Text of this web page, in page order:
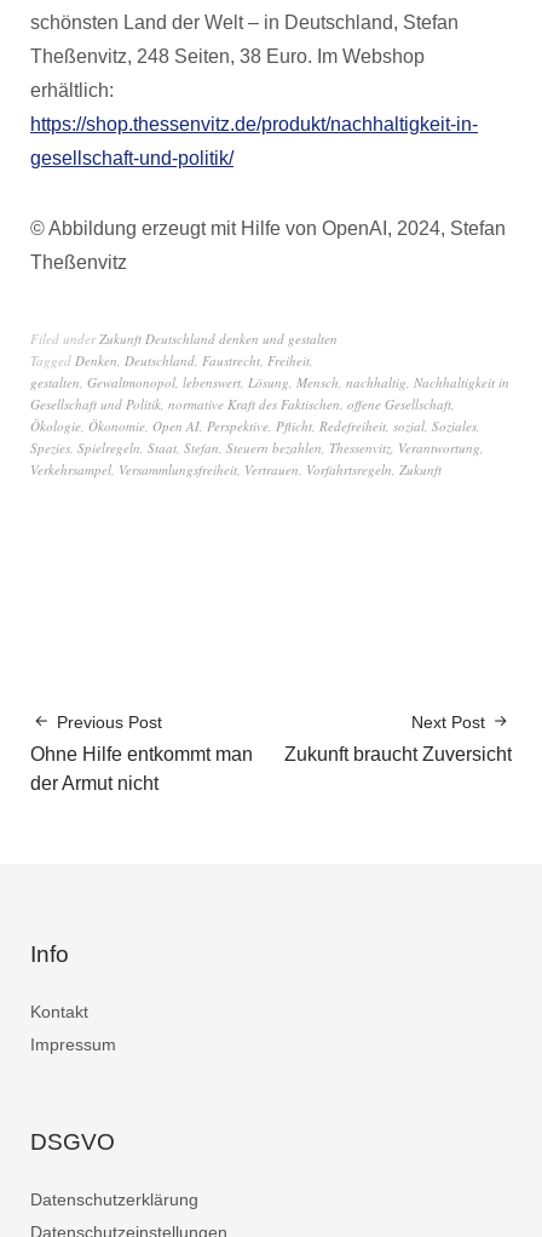
schönsten Land der Welt – in Deutschland, Stefan
Theßenvitz, 248 Seiten, 38 Euro. Im Webshop
erhältlich:
https://shop.thessenvitz.de/produkt/nachhaltigkeit-in-
gesellschaft-und-politik/
© Abbildung erzeugt mit Hilfe von OpenAI, 2024, Stefan
Theßenvitz
Filed underZukunft Deutschland denken und gestalten
Tagged Denken, Deutschland, Faustrecht, Freiheit,
gestalten, Gewaltmonopol, lebenswert, Lösung, Mensch, nachhaltig, Nachhaltigkeit in
Gesellschaft und Politik, normative Kraft des Faktischen, offene Gesellschaft,
Ökologie, Ökonomie, Open AI, Perspektive, Pflicht, Redefreiheit, sozial, Soziales,
Spezies, Spielregeln, Staat, Stefan, Steuern bezahlen, Thessenvitz, Verantwortung,
Verkehrsampel, Versammlungsfreiheit, Vertrauen, Vorfahrtsregeln, Zukunft
Previous Post
Ohne Hilfe entkommt man
der Armut nicht
Next Post
Zukunft braucht Zuversicht
Info
Kontakt
Impressum
DSGVO
Datenschutzerklärung
Datenschutzeinstellungen